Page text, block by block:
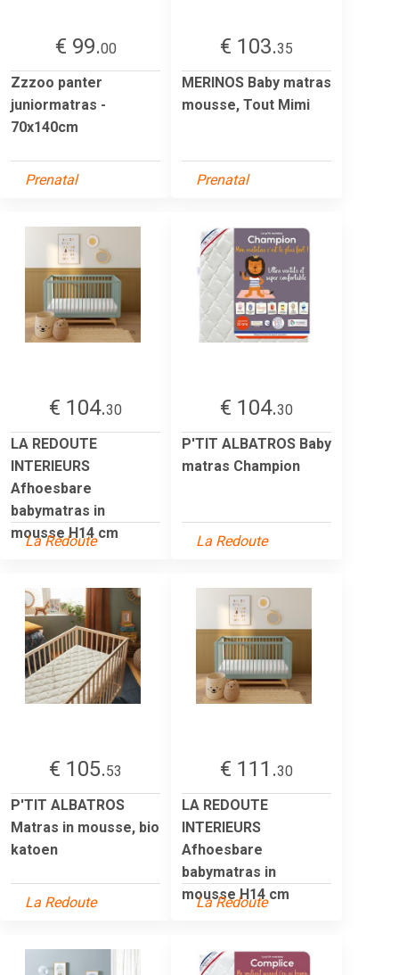
€ 99.00
Zzzoo panter
juniormatras -
70x140cm
Prenatal
€ 103.35
MERINOS Baby matras
mousse, Tout Mimi
Prenatal
€ 104.30
LA REDOUTE
INTERIEURS
Afhoesbare
babymatras in
mousse H14 cm
La Redoute
€ 104.30
P'TIT ALBATROS Baby
matras Champion
La Redoute
€ 105.53
P'TIT ALBATROS
Matras in mousse, bio
katoen
La Redoute
€ 111.30
LA REDOUTE
INTERIEURS
Afhoesbare
babymatras in
mousse H14 cm
La Redoute